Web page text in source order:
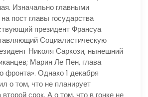
Изначально главными
пост главы государства
президент Франсуа
Социалистическую
Николя Саркози, нынешний
Марин Ле Пен, глава
фронта». Однако 1 декабря
о том, что не планирует
срок. А о том, что в гонке не